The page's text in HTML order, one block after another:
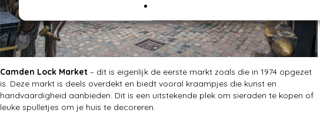
Camden Lock Market – dit is eigenlijk de eerste markt zoals die in 1974 opgezet
is. Deze markt is deels overdekt en biedt vooral kraampjes die kunst en
handvaardigheid aanbieden. Dit is een uitstekende plek om sieraden te kopen of
leuke spulletjes om je huis te decoreren.